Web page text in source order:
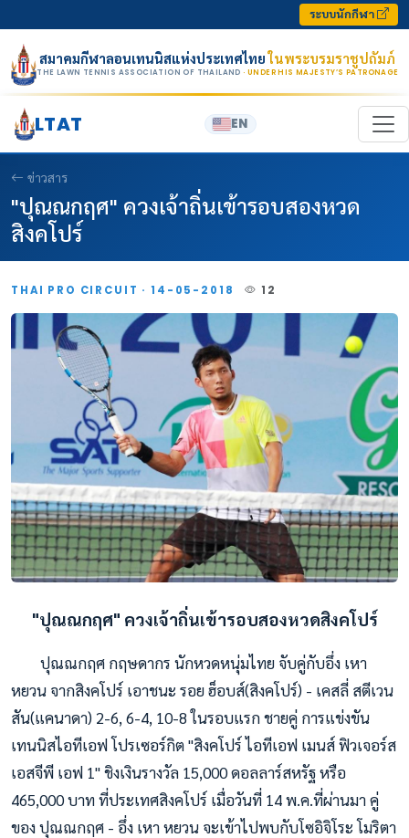
ระบบนักกีฬา
สมาคมกีฬาลอนเทนนิสแห่งประเทศไทยในพระบรมราชูปถัมภ์
THE LAWN TENNIS ASSOCIATION OF THAILAND · UNDER HIS MAJESTY’S PATRONAGE
LTAT EN
ข่าวสาร
"ปุณณกฤศ" ควงเจ้าถิ่นเข้ารอบสองหวด
สิงคโปร์
THAI PRO CIRCUIT · 14-05-2018 12
"ปุณณกฤศ" ควงเจ้าถิ่นเข้ารอบสองหวดสิงคโปร์
ปุณณกฤศ กฤษดากร นักหวดหนุ่มไทย จับคู่กับอึ่ง เหา
หยวน จากสิงคโปร์ เอาชนะ รอย ฮ็อบส์(สิงคโปร์) - เคสลี่ สตีเวน
สัน(แคนาดา) 2-6, 6-4, 10-8 ในรอบแรก ชายคู่ การแข่งขัน
เทนนิสไอทีเอฟ โปรเซอร์กิต "สิงคโปร์ ไอทีเอฟ เมนส์ ฟิวเจอร์ส
เอสจีพี เอฟ 1" ชิงเงินรางวัล 15,000 ดอลลาร์สหรัฐ หรือ
465,000 บาท ที่ประเทศสิงคโปร์ เมื่อวันที่ 14 พ.ค.ที่ผ่านมา คู่
ของ ปุณณกฤศ - อึ่ง เหา หยวน จะเข้าไปพบกับโซอิจิโระ โมริตา